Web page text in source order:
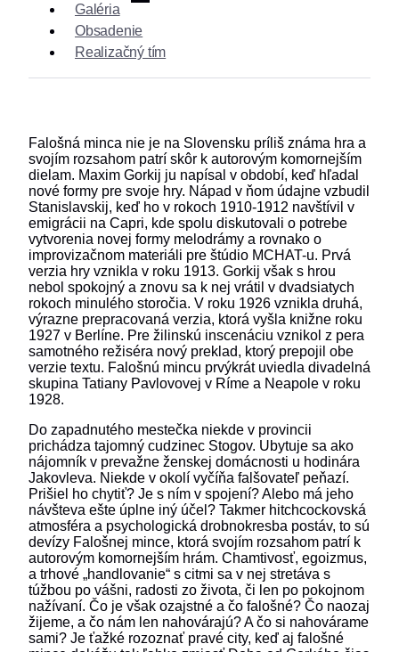
Galéria
Obsadenie
Realizačný tím
Falošná minca nie je na Slovensku príliš známa hra a
svojím rozsahom patrí skôr k autorovým komornejším
dielam. Maxim Gorkij ju napísal v období, keď hľadal
nové formy pre svoje hry. Nápad v ňom údajne vzbudil
Stanislavskij, keď ho v rokoch 1910-1912 navštívil v
emigrácii na Capri, kde spolu diskutovali o potrebe
vytvorenia novej formy melodrámy a rovnako o
improvizačnom materiáli pre štúdio MCHAT-u. Prvá
verzia hry vznikla v roku 1913. Gorkij však s hrou
nebol spokojný a znovu sa k nej vrátil v dvadsiatych
rokoch minulého storočia. V roku 1926 vznikla druhá,
výrazne prepracovaná verzia, ktorá vyšla knižne roku
1927 v Berlíne. Pre žilinskú inscenáciu vznikol z pera
samotného režiséra nový preklad, ktorý prepojil obe
verzie textu. Falošnú mincu prvýkrát uviedla divadelná
skupina Tatiany Pavlovovej v Ríme a Neapole v roku
1928.
Do zapadnutého mestečka niekde v provincii
prichádza tajomný cudzinec Stogov. Ubytuje sa ako
nájomník v prevažne ženskej domácnosti u hodinára
Jakovleva. Niekde v okolí vyčíňa falšovateľ peňazí.
Prišiel ho chytiť? Je s ním v spojení? Alebo má jeho
návšteva ešte úplne iný účel? Takmer hitchcockovská
atmosféra a psychologická drobnokresba postáv, to sú
devízy Falošnej mince, ktorá svojím rozsahom patrí k
autorovým komornejším hrám. Chamtivosť, egoizmus,
a trhové „handlovanie“ s citmi sa v nej stretáva s
túžbou po vášni, radosti zo života, či len po pokojnom
nažívaní. Čo je však ozajstné a čo falošné? Čo naozaj
žijeme, a čo nám len nahovárajú? A čo si nahovárame
sami? Je ťažké rozoznať pravé city, keď aj falošné